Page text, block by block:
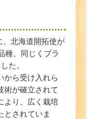
、北海道開拓使が
種、同じくブラ
た。
から受け入れら
術が確立されて
より、広く栽培
とされていま